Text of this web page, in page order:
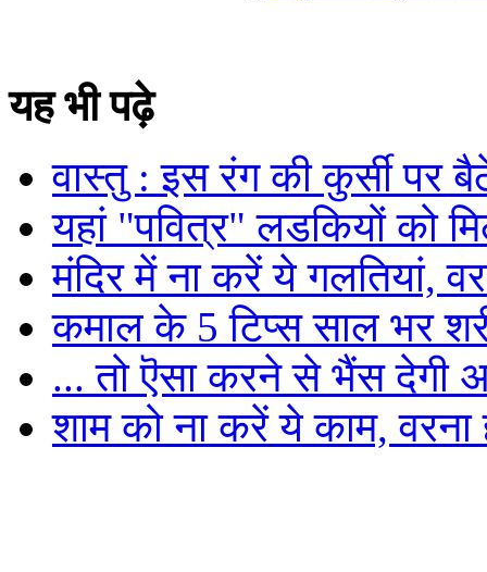
यह भी पढ़े
वास्तु : इस रंग की कुर्सी पर
यहां "पवित्र" लडकियों को
मंदिर में ना करें ये गलतियां,
कमाल के 5 टिप्स साल भर
... तो ऎसा करने से भैंस देगी
शाम को ना करें ये काम, वरना